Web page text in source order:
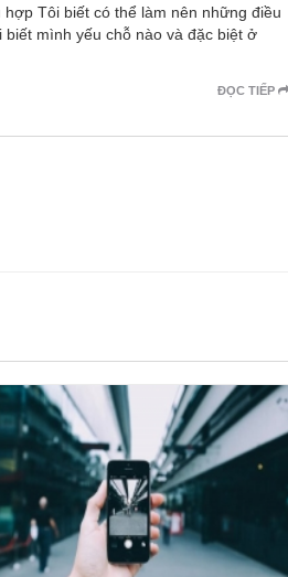
Tôi biết có thể làm nên những điều
biết mình yếu chỗ nào và đặc biệt ở
ĐỌC TIẾP